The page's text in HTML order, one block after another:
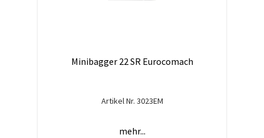
Minibagger 22 SR Eurocomach
Artikel Nr. 3023EM
mehr...